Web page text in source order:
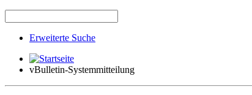
Erweiterte Suche
vBulletin-Systemmitteilung